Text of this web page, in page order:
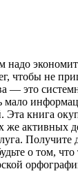
надо
чтобы не
— это
мало
Эта книга
же активных
Получите
о том,